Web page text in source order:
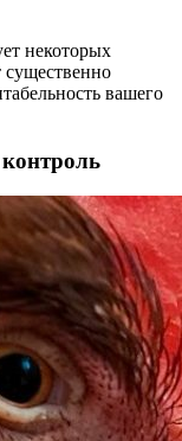
некоторых
существенно
вашего